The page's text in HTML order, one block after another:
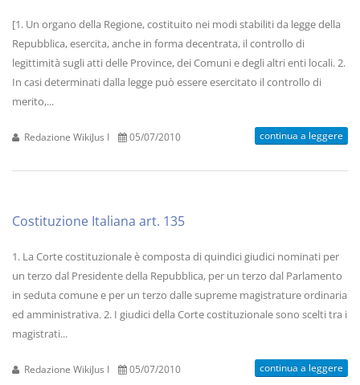
[1. Un organo della Regione, costituito nei modi stabiliti da legge della
Repubblica, esercita, anche in forma decentrata, il controllo di
legittimità sugli atti delle Province, dei Comuni e degli altri enti locali. 2.
In casi determinati dalla legge può essere esercitato il controllo di
merito,...
Redazione WikiJus I 05/07/2010 continua a leggere
Costituzione Italiana art. 135
1. La Corte costituzionale è composta di quindici giudici nominati per
un terzo dal Presidente della Repubblica, per un terzo dal Parlamento
in seduta comune e per un terzo dalle supreme magistrature ordinaria
ed amministrativa. 2. I giudici della Corte costituzionale sono scelti tra i
magistrati...
Redazione WikiJus I 05/07/2010 continua a leggere